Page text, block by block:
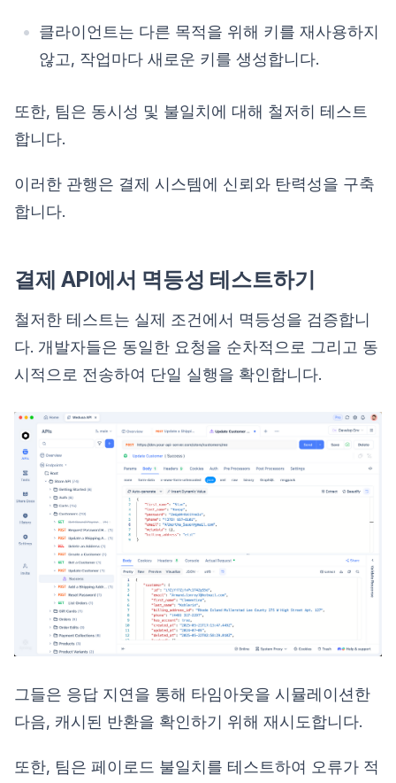
클라이언트는 다른 목적을 위해 키를 재사용하지
않고, 작업마다 새로운 키를 생성합니다.
또한, 팀은 동시성 및 불일치에 대해 철저히 테스트
합니다.
이러한 관행은 결제 시스템에 신뢰와 탄력성을 구축
합니다.
결제 API에서 멱등성 테스트하기
철저한 테스트는 실제 조건에서 멱등성을 검증합니
다. 개발자들은 동일한 요청을 순차적으로 그리고 동
시적으로 전송하여 단일 실행을 확인합니다.
그들은 응답 지연을 통해 타임아웃을 시뮬레이션한
다음, 캐시된 반환을 확인하기 위해 재시도합니다.
또한, 팀은 페이로드 불일치를 테스트하여 오류가 적